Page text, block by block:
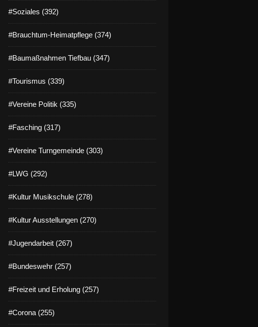
#Soziales (392)
#Brauchtum-Heimatpflege (374)
#Baumaßnahmen Tiefbau (347)
#Tourismus (339)
#Vereine Politik (335)
#Fasching (317)
#Vereine Turngemeinde (303)
#LWG (292)
#Kultur Musikschule (278)
#Kultur Ausstellungen (270)
#Jugendarbeit (267)
#Bundeswehr (257)
#Freizeit und Erholung (257)
#Corona (255)